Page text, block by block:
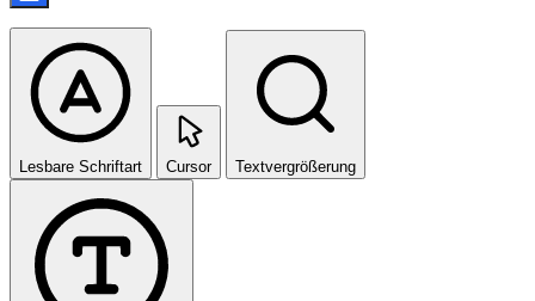
Lesbare Schriftart Cursor Textvergrößerung